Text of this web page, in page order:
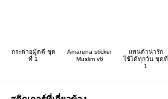
กระต่ายมู้ดดี ชุด
ที่ 1
Amarena sticker
Muslim v6
แพนด้าน่ารัก
ใช้ได้ทุกวัน ชุดที่
1